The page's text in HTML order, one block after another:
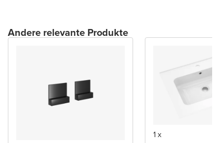
Andere relevante Produkte
1 x